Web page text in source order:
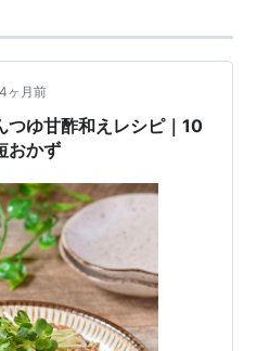
4ヶ月前
つゆ甘酢和えレシピ｜10
おかず